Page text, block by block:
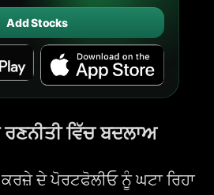
Add Stocks
ਵਿੱਚ ਬਦਲਾਅ
ਦੇ ਪੋਰਟਫੋਲੀਓ ਨੂੰ ਘਟਾ ਰਿਹਾ